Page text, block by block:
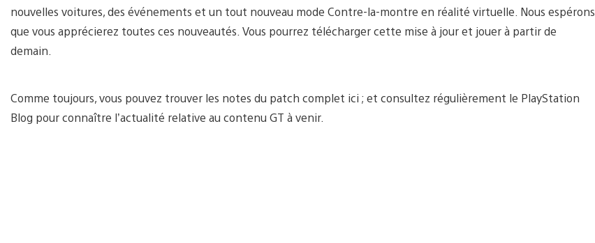
nouvelles voitures, des événements et un tout nouveau mode Contre-la-montre en réalité virtuelle. Nous espérons
que vous apprécierez toutes ces nouveautés. Vous pourrez télécharger cette mise à jour et jouer à partir de
demain.
Comme toujours, vous pouvez trouver les notes du patch complet ici ; et consultez régulièrement le PlayStation
Blog pour connaître l’actualité relative au contenu GT à venir.